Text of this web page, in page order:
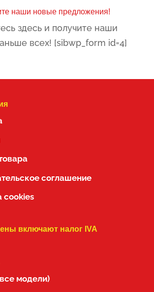
наши новые предложения!
здесь и получите наши
всех! [sibwp_form id=4]
соглашение
cookies
включают налог IVA
модели)